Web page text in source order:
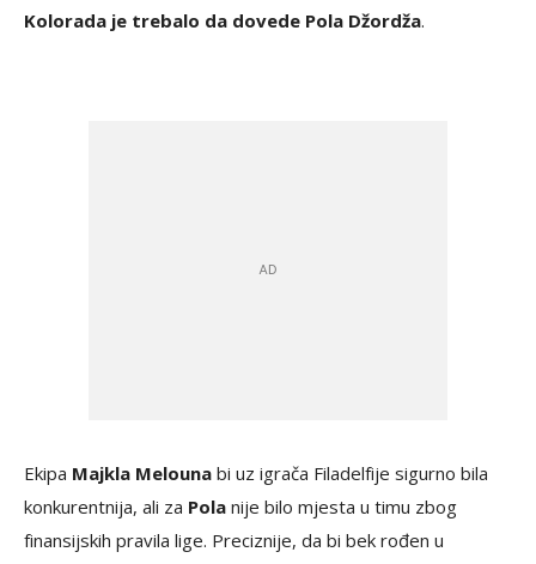
Kolorada je trebalo da dovede Pola Džordža.
Ekipa Majkla Melouna bi uz igrača Filadelfije sigurno bila
konkurentnija, ali za Pola nije bilo mjesta u timu zbog
finansijskih pravila lige. Preciznije, da bi bek rođen u